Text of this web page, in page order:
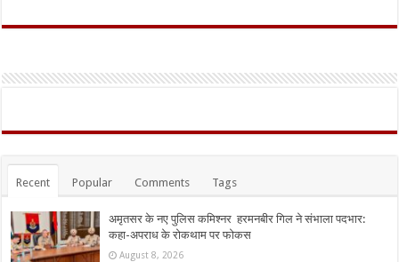
Recent Popular Comments Tags
अमृतसर के नए पुलिस कमिश्नर हरमनबीर गिल ने संभाला पदभार:
कहा-अपराध के रोकथाम पर फोकस
August 8, 2026